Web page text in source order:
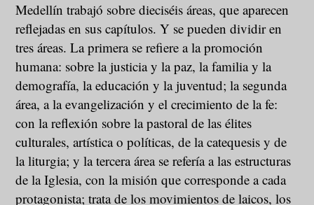
Medellín trabajó sobre dieciséis áreas, que aparecen
reflejadas en sus capítulos. Y se pueden dividir en
tres áreas. La primera se refiere a la promoción
humana: sobre la justicia y la paz, la familia y la
demografía, la educación y la juventud; la segunda
área, a la evangelización y el crecimiento de la fe:
con la reflexión sobre la pastoral de las élites
culturales, artística o políticas, de la catequesis y de
la liturgia; y la tercera área se refería a las estructuras
de la Iglesia, con la misión que corresponde a cada
protagonista; trata de los movimientos de laicos, los